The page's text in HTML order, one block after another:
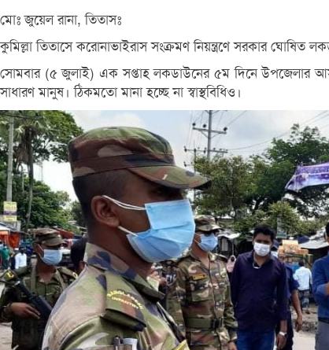
মোঃ জুয়েল রানা, তিতাসঃ
কুমিল্লা তিতাসে করোনাভাইরাস সংক্রমণ নিয়ন্ত্রণে সরকার ঘোষিত
সোমবার (৫ জুলাই) এক সপ্তাহ লকডাউনের ৫ম দিনে উপজেলার
সাধারণ মানুষ। ঠিকমতো মানা হচ্ছে না স্বাস্থবিধিও।